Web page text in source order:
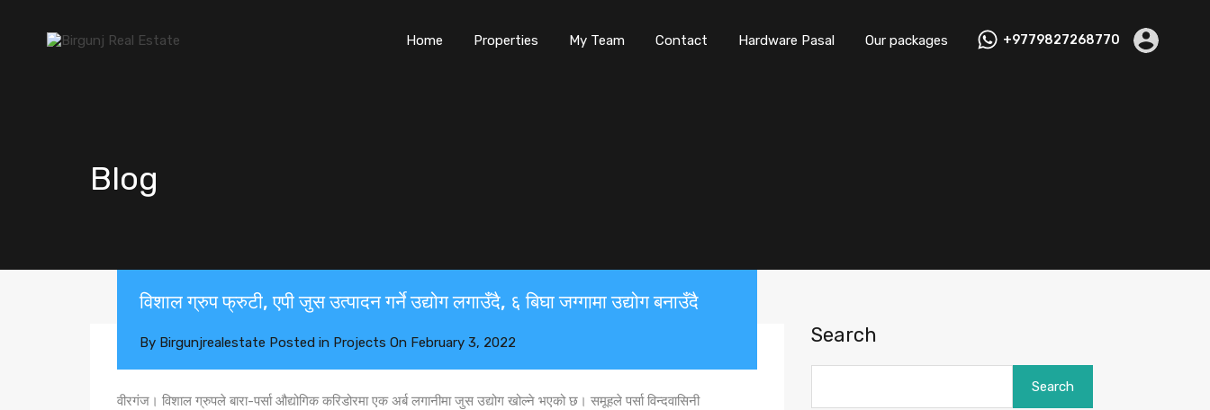
Home Properties My Team Contact Hardware Pasal Our packages +9779827268770
Blog
विशाल ग्रुप फ्रुटी, एपी जुस उत्पादन गर्ने उद्योग लगाउँदै, ६ बिघा जग्गामा उद्योग बनाउँदै
By Birgunjrealestate Posted in Projects On February 3, 2022
वीरगंज। विशाल ग्रुपले बारा-पर्सा औद्योगिक करिडोरमा एक अर्ब लगानीमा जुस उद्योग खोल्ने भएको छ। समूहले पर्सा विन्दवासिनी
Search
Search